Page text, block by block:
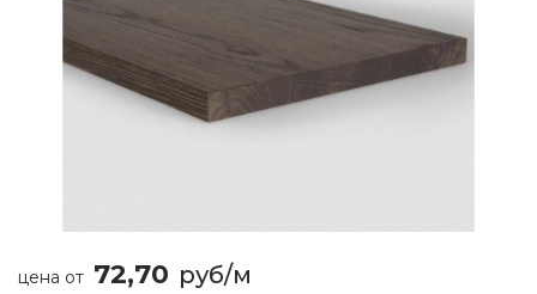
цена от 72,70 руб/м